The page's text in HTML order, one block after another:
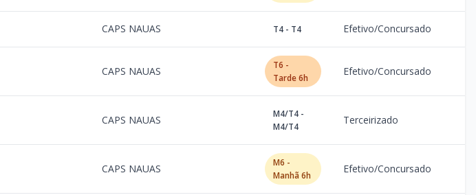
CAPS NAUAS T4 - T4 Efetivo/Concursado
CAPS NAUAS
T6 -
Tarde 6h
Efetivo/Concursado
CAPS NAUAS
M4/T4 -
M4/T4
Terceirizado
CAPS NAUAS
M6 -
Manhã 6h
Efetivo/Concursado